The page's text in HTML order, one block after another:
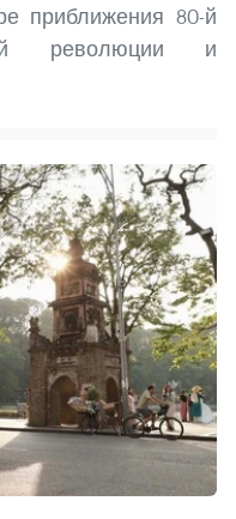
приближения 80-й
революции и